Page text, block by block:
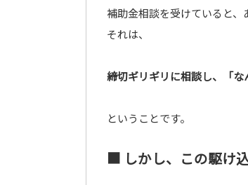
補助金相談を受けていると、
それは、
締切ギリギリに相談し、「
ということです。
■ しかし、この駆け